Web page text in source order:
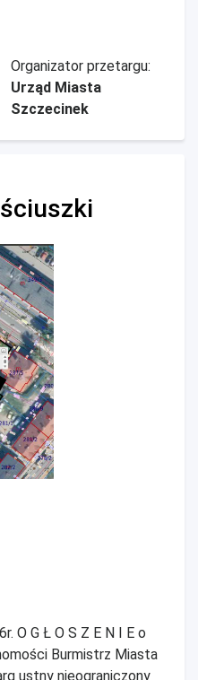
Organizator przetargu:
Urząd Miasta
Szczecinek
O G Ł O S Z E N I E o
Burmistrz Miasta
ustny nieograniczony